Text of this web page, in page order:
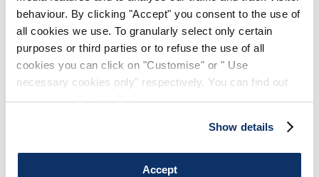
behaviour. By clicking "Accept" you consent to the use of
all cookies we use. To granularly select only certain
purposes or third parties or to refuse the use of all
cookies you can click on "Customise" or " Use
necessary cookies only" respectively. You can find out
more in ourCookie Policy.
Show details
Accept
290,00 CHF
(Droits de douane compris)
Le pantalon Greece en tissu bi-extensible en nylon stretch noir
se distingue par sa ligne dynamique : la construction du côté
design contemporain. Pratique et confortable, il est parfait